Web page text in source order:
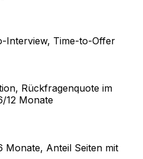
Interview, Time-to-Offer
Rückfragenquote im
12 Monate
Monate, Anteil Seiten mit